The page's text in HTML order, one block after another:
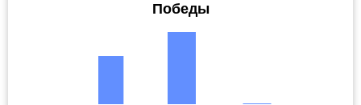
Победы